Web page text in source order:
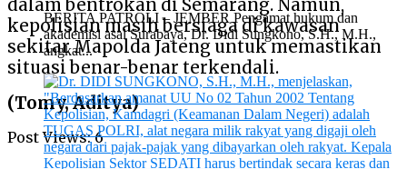
dalam bentrokan di Semarang. Namun,
kepolisian masih bersiaga di kawasan
sekitar Mapolda Jateng untuk memastikan
situasi benar-benar terkendali.
(Tomy, Aditya)
Post Views: 6
BERITA PATROLI – JEMBER Pengamat hukum dan
akademisi asal Surabaya, Dr. Didi Sungkono, S.H., M.H.,
angkat...